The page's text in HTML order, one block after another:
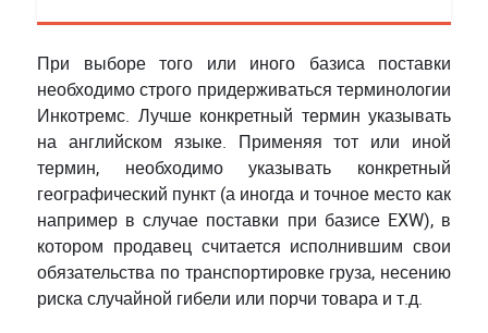
При выборе того или иного базиса поставки
необходимо строго придерживаться терминологии
Инкотремс. Лучше конкретный термин указывать
на английском языке. Применяя тот или иной
термин, необходимо указывать конкретный
географический пункт (а иногда и точное место как
например в случае поставки при базисе EXW), в
котором продавец считается исполнившим свои
обязательства по транспортировке груза, несению
риска случайной гибели или порчи товара и т.д.